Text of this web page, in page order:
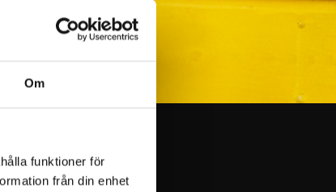
Om
funktioner för
från din enhet
Nord